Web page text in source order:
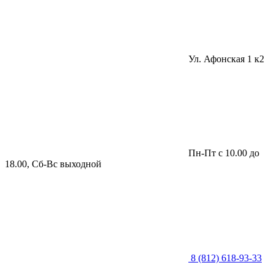
Ул. Афонская 1 к2
Пн-Пт с 10.00 до
18.00, Сб-Вс выходной
8 (812) 618-93-33